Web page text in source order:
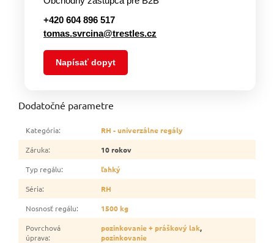
+420 604 896 517
tomas.svrcina@trestles.cz
Napísať dopyt
Dodatočné parametre
Kategória:
RH - univerzálne regály
Záruka:
10 rokov
Typ regálu:
ľahký
Séria:
RH
Nosnosť regálu:
1500 kg
Povrchová
úprava:
pozinkovanie + práškový lak,
pozinkovanie